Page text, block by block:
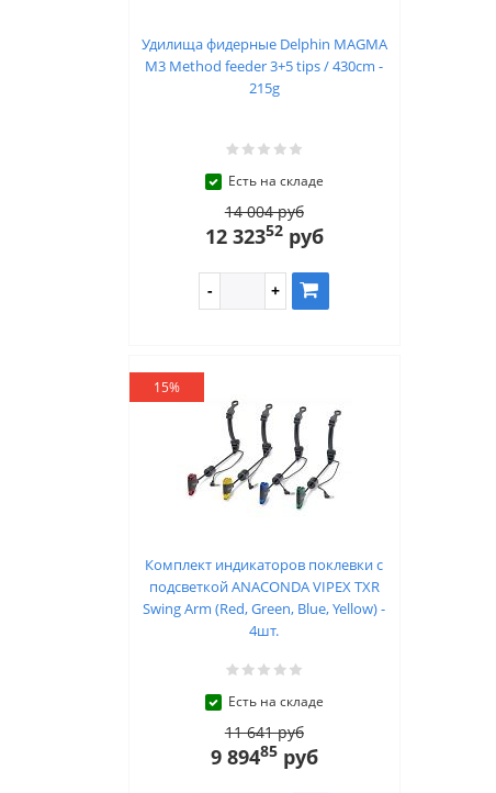
Удилища фидерные Delphin MAGMA
M3 Method feeder 3+5 tips / 430cm -
215g
Есть на складе
14 004 руб
12 32352руб
15%
Комплект индикаторов поклевки с
подсветкой ANACONDA VIPEX TXR
Swing Arm (Red, Green, Blue, Yellow) -
4шт.
Есть на складе
11 641 руб
9 89485руб